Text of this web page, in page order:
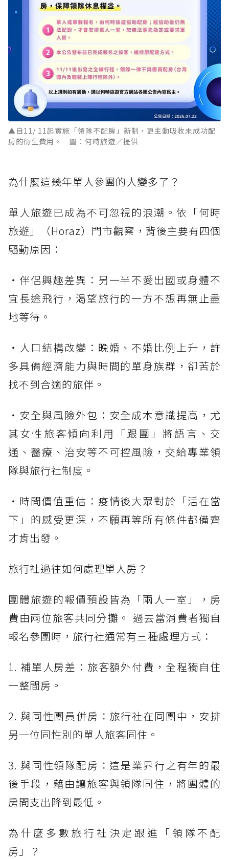
▲自11/ 11起實施「領隊不配房」新制，更主動吸收未成功配
房的衍生費用。 圖：何時旅遊／提供
為什麼這幾年單人參團的人變多了？
單人旅遊已成為不可忽視的浪潮。依「何時
旅遊」（Horaz）門市觀察，背後主要有四個
驅動原因：
・伴侶興趣差異：另一半不愛出國或身體不
宜長途飛行，渴望旅行的一方不想再無止盡
地等待。
・人口結構改變：晚婚、不婚比例上升，許
多具備經濟能力與時間的單身族群，卻苦於
找不到合適的旅伴。
・安全與風險外包：安全成本意識提高，尤
其女性旅客傾向利用「跟團」將語言、交
通、醫療、治安等不可控風險，交給專業領
隊與旅行社制度。
・時間價值重估：疫情後大眾對於「活在當
下」的感受更深，不願再等所有條件都備齊
才肯出發。
旅行社過往如何處理單人房？
團體旅遊的報價預設皆為「兩人一室」，房
費由兩位旅客共同分攤。 過去當消費者獨自
報名參團時，旅行社通常有三種處理方式：
1. 補單人房差：旅客額外付費，全程獨自住
一整間房。
2. 與同性團員併房：旅行社在同團中，安排
另一位同性別的單人旅客同住。
3. 與同性領隊配房：這是業界行之有年的最
後手段，藉由讓旅客與領隊同住，將團體的
房間支出降到最低。
為什麼多數旅行社決定跟進「領隊不配
房」？